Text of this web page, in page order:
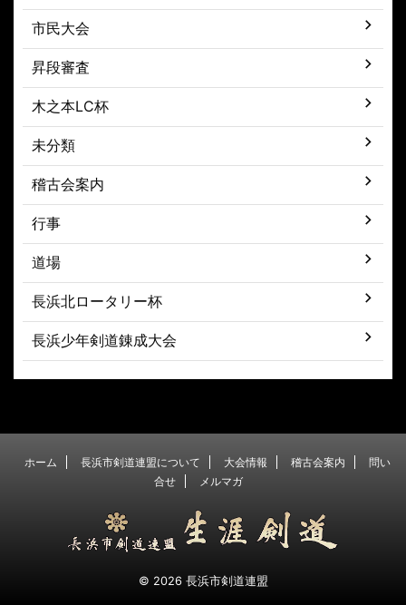
市民大会
昇段審査
木之本LC杯
未分類
稽古会案内
行事
道場
長浜北ロータリー杯
長浜少年剣道錬成大会
ホーム 長浜市剣道連盟について 大会情報 稽古会案内
問い
合せ
メルマガ
© 2026 長浜市剣道連盟